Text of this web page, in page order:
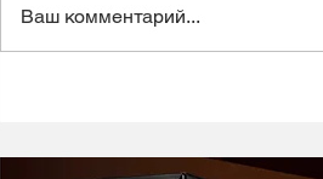
микрофон в ретро корпусе
Ваш комментарий...